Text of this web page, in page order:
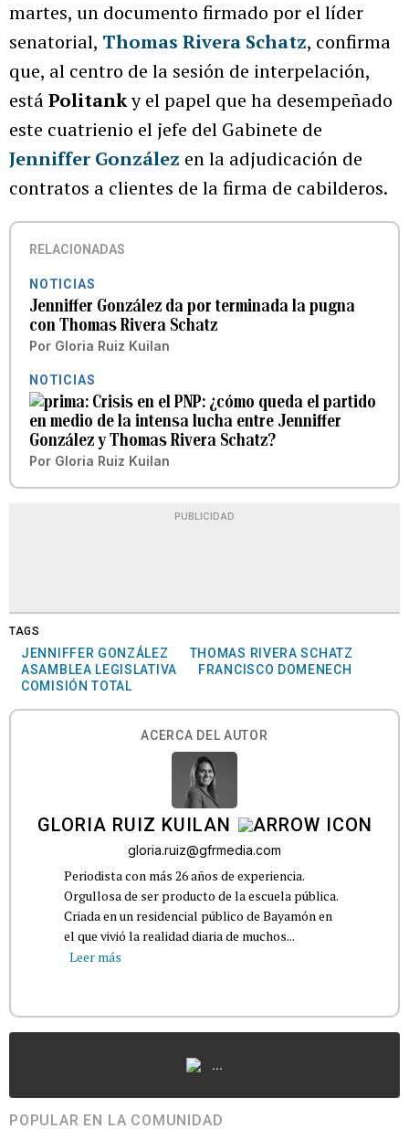
martes, un documento firmado por el líder
senatorial, Thomas Rivera Schatz, confirma
que, al centro de la sesión de interpelación,
estáPolitanky el papel que ha desempeñado
este cuatrienio el jefe del Gabinete de
Jenniffer González en la adjudicación de
contratos a clientes de la firma de cabilderos.
RELACIONADAS
NOTICIAS
Jenniffer González da por terminada la pugna
con Thomas Rivera Schatz
Por Gloria Ruiz Kuilan
NOTICIAS
Crisis en el PNP: ¿cómo queda el partido
en medio de la intensa lucha entre Jenniffer
González y Thomas Rivera Schatz?
Por Gloria Ruiz Kuilan
PUBLICIDAD
TAGS
JENNIFFER GONZÁLEZ
THOMAS RIVERA SCHATZ
ASAMBLEA LEGISLATIVA
FRANCISCO DOMENECH
COMISIÓN TOTAL
ACERCA DEL AUTOR
GLORIA RUIZ KUILAN
gloria.ruiz@gfrmedia.com
Periodista con más 26 años de experiencia.
Orgullosa de ser producto de la escuela pública.
Criada en un residencial público de Bayamón en
el que vivió la realidad diaria de muchos...
Leer más
...
POPULAR EN LA COMUNIDAD